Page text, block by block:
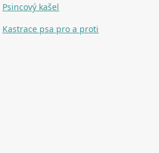
Psincový kašel
Kastrace psa pro a proti